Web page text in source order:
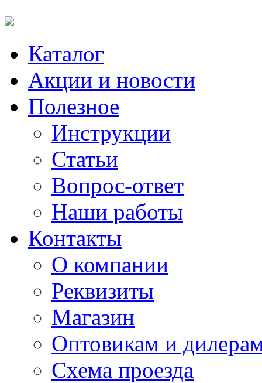
Каталог
Акции и новости
Полезное
Инструкции
Статьи
Вопрос-ответ
Наши работы
Контакты
О компании
Реквизиты
Магазин
Оптовикам и
Схема проезда